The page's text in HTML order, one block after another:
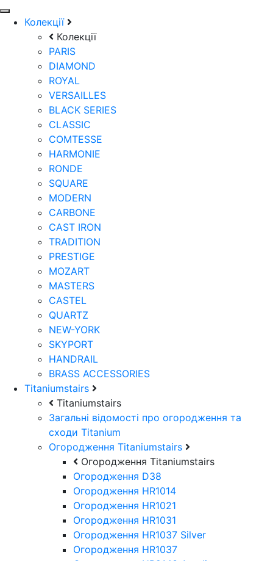
Колекції
Колекції
PARIS
DIAMOND
ROYAL
VERSAILLES
BLACK SERIES
CLASSIC
COMTESSE
HARMONIE
RONDE
SQUARE
MODERN
CARBONE
CAST IRON
TRADITION
PRESTIGE
MOZART
MASTERS
CASTEL
QUARTZ
NEW-YORK
SKYPORT
HANDRAIL
BRASS ACCESSORIES
Titaniumstairs
Titaniumstairs
Загальні відомості про огородження та
сходи Titanium
Огородження Titaniumstairs
Огородження Titaniumstairs
Огородження D38
Огородження HR1014
Огородження HR1021
Огородження HR1031
Огородження HR1037 Silver
Огородження HR1037